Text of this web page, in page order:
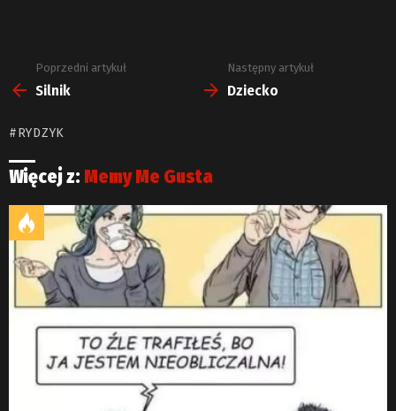
Zobacz
więcej
Poprzedni artykuł
Silnik
Następny artykuł
Dziecko
RYDZYK
Więcej z: Memy Me Gusta